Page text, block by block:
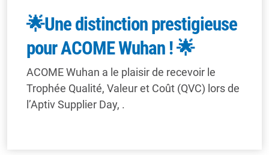
🌟Une distinction prestigieuse
pour ACOME Wuhan ! 🌟
ACOME Wuhan a le plaisir de recevoir le
Trophée Qualité, Valeur et Coût (QVC) lors de
l’Aptiv Supplier Day, .